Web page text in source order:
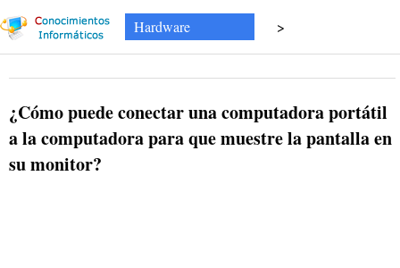
Hardware >
¿Cómo puede conectar una computadora portátil
a la computadora para que muestre la pantalla en
su monitor?